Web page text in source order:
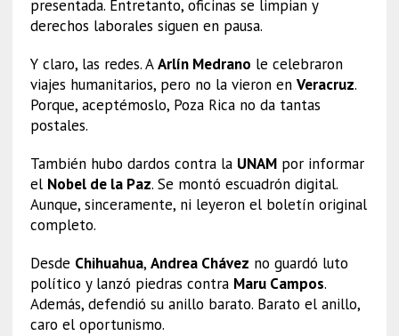
presentada. Entretanto, oficinas se limpian y
derechos laborales siguen en pausa.
Y claro, las redes. AArlín Medrano le celebraron
viajes humanitarios, pero no la vieron en Veracruz.
Porque, aceptémoslo, Poza Rica no da tantas
postales.
También hubo dardos contra la UNAMpor informar
el Nobel de la Paz. Se montó escuadrón digital.
Aunque, sinceramente, ni leyeron el boletín original
completo.
Desde Chihuahua, Andrea Chávez no guardó luto
político y lanzó piedras contra Maru Campos.
Además, defendió su anillo barato. Barato el anillo,
caro el oportunismo.